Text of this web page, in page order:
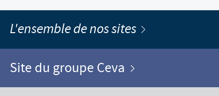
L'ensemble de nos sites
Site du groupe Ceva